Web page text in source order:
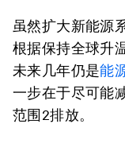
虽然扩大新能源
根据保持全球升
未来几年仍是能
一步在于尽可能
范围2排放。